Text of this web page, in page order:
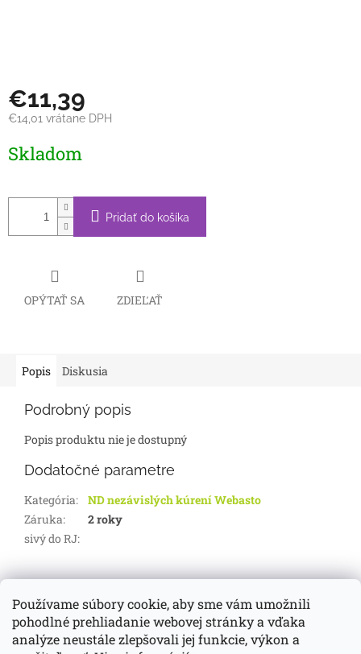
Používame súbory cookie, aby sme vám umožnili
pohodlné prehliadanie webovej stránky a vďaka
analýze neustále zlepšovali jej funkcie, výkon a
€11,39
€14,01 vrátane DPH
cena:
Skladom
Pridať do košíka
OPÝTAŤ SA ZDIEĽAŤ
Popis Diskusia
Podrobný popis
Popis produktu nie je dostupný
Dodatočné parametre
Kategória:
ND nezávislých kúrení Webasto
Záruka:
2 roky
sivý do RJ:
Z
d-servis.sk webasto.sk eberspächer.sk